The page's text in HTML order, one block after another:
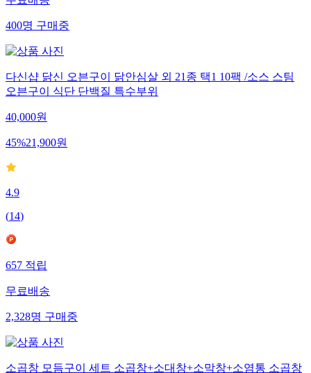
400명 구매중
다신샵 닭신 오븐구이 닭안심살 외 21종 택1 10팩 /소스 스팀
오븐구이 식단 단백질 특수부위
40,000원
45%21,900원
4.9
(14)
657 적립
무료배송
2,328명 구매중
소곱창 모듬구이 세트 소곱창+소대창+소막창+소염통 소곱창